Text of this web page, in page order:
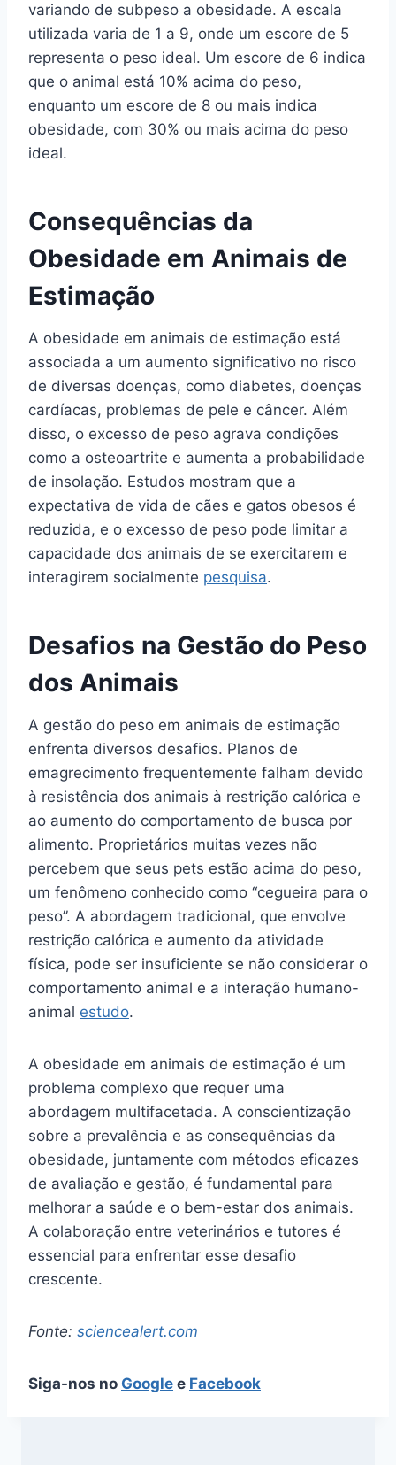
variando de subpeso a obesidade. A escala
utilizada varia de 1 a 9, onde um escore de 5
representa o peso ideal. Um escore de 6 indica
que o animal está 10% acima do peso,
enquanto um escore de 8 ou mais indica
obesidade, com 30% ou mais acima do peso
ideal.
Consequências da
Obesidade em Animais de
Estimação
A obesidade em animais de estimação está
associada a um aumento significativo no risco
de diversas doenças, como diabetes, doenças
cardíacas, problemas de pele e câncer. Além
disso, o excesso de peso agrava condições
como a osteoartrite e aumenta a probabilidade
de insolação. Estudos mostram que a
expectativa de vida de cães e gatos obesos é
reduzida, e o excesso de peso pode limitar a
capacidade dos animais de se exercitarem e
interagirem socialmente pesquisa.
Desafios na Gestão do Peso
dos Animais
A gestão do peso em animais de estimação
enfrenta diversos desafios. Planos de
emagrecimento frequentemente falham devido
à resistência dos animais à restrição calórica e
ao aumento do comportamento de busca por
alimento. Proprietários muitas vezes não
percebem que seus pets estão acima do peso,
um fenômeno conhecido como “cegueira para o
peso”. A abordagem tradicional, que envolve
restrição calórica e aumento da atividade
física, pode ser insuficiente se não considerar o
comportamento animal e a interação humano-
animal estudo.
A obesidade em animais de estimação é um
problema complexo que requer uma
abordagem multifacetada. A conscientização
sobre a prevalência e as consequências da
obesidade, juntamente com métodos eficazes
de avaliação e gestão, é fundamental para
melhorar a saúde e o bem-estar dos animais.
A colaboração entre veterinários e tutores é
essencial para enfrentar esse desafio
crescente.
Fonte: sciencealert.com
Siga-nos no Google e Facebook